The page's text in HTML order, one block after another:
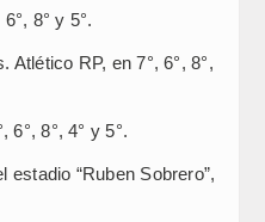
8° y 5°.
RP, en 7°, 6°, 8°,
6°, 8°, 4° y 5°.
estadio “Ruben Sobrero”,